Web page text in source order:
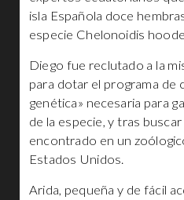
isla Española doce
especie Chelonoidis
Diego fue reclutado a la
para dotar el programa de
genética» necesaria para
de la especie, y tras
encontrado en un
Estados Unidos.
Arida, pequeña y de fácil